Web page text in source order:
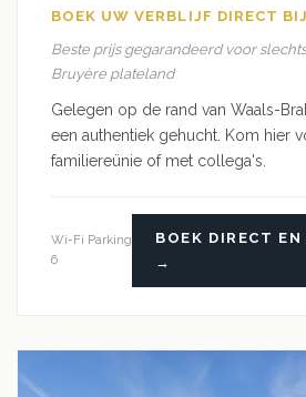
BOEK UW VERBLIJF DIRECT
Beste prijs gegarandeerd voor
Bruyère plateland
Gelegen op de rand van Waals-
een authentiek gehucht. Kom hier
familiereünie of met collega's.
Wi-Fi
6
Parking
BOEK DIRECT EN
→